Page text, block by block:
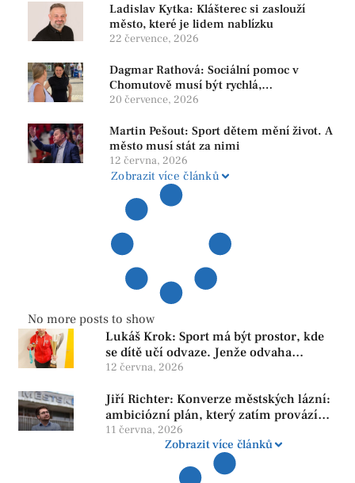
Ladislav Kytka: Klášterec si zaslouží
město, které je lidem nablízku
22 července, 2026
Dagmar Rathová: Sociální pomoc v
Chomutově musí být rychlá,
srozumitelná a férová. Ne udržovat lidi v
20 července, 2026
Martin Pešout: Sport dětem mění život. A
město musí stát za nimi
12 června, 2026
Zobrazit více článků
No more posts to show
Lukáš Krok: Sport má být prostor, kde
se dítě učí odvaze. Jenže odvaha
neroste tam, kde se bojí udělat chybu.
12 června, 2026
Jiří Richter: Konverze městských lázní:
ambiciózní plán, který zatím provází
více otazníků než jistot
11 června, 2026
Zobrazit více článků